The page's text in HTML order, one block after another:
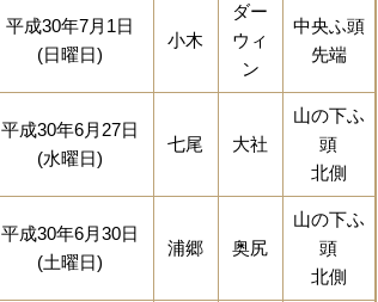
平成30年7月1日
(日曜日)
小木
ダー
ウィ
ン
中央ふ頭
先端
平成30年6月27日
(水曜日)
七尾 大社
山の下ふ
頭
北側
平成30年6月30日
(土曜日)
浦郷 奥尻
山の下ふ
頭
北側